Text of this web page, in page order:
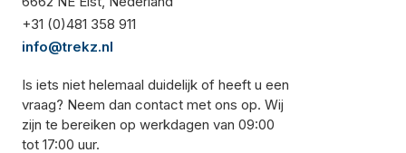
+31 (0)481 358 911
info@trekz.nl
Is iets niet helemaal duidelijk of heeft u een
vraag? Neem dan contact met ons op. Wij
zijn te bereiken op werkdagen van 09:00
tot 17:00 uur.